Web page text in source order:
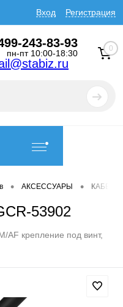
Вход Регистрация
243-83-93
пн-пт 10:00-18:30 0
• АКСЕССУАРЫ •
53902
AF крепление под винт,